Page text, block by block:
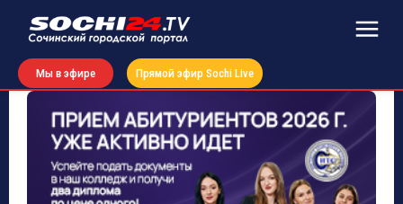
Мы в эфире Прямой эфир Sochi Live